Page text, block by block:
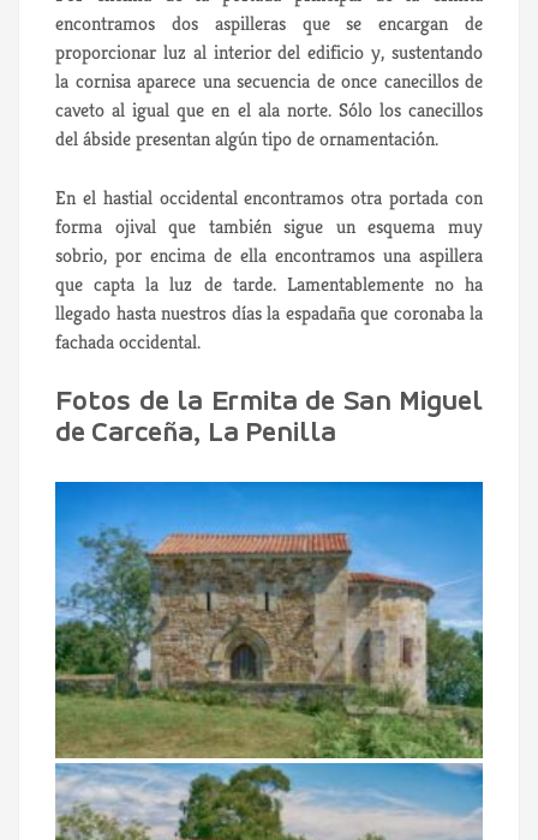
encontramos dos aspilleras que se encargan de
proporcionar luz al interior del edificio y, sustentando
la cornisa aparece una secuencia de once canecillos de
caveto al igual que en el ala norte. Sólo los canecillos
del ábside presentan algún tipo de ornamentación.
En el hastial occidental encontramos otra portada con
forma ojival que también sigue un esquema muy
sobrio, por encima de ella encontramos una aspillera
que capta la luz de tarde. Lamentablemente no ha
llegado hasta nuestros días la espadaña que coronaba la
fachada occidental.
Fotos de la Ermita de San Miguel
de Carceña, La Penilla